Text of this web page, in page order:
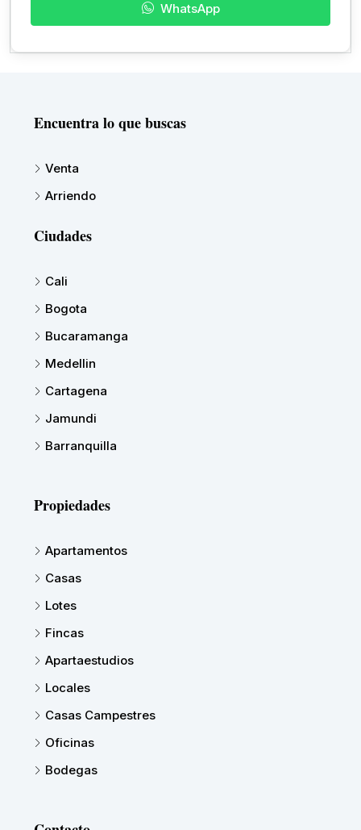
WhatsApp
Encuentra lo que buscas
Venta
Arriendo
Ciudades
Cali
Bogota
Bucaramanga
Medellin
Cartagena
Jamundi
Barranquilla
Propiedades
Apartamentos
Casas
Lotes
Fincas
Apartaestudios
Locales
Casas Campestres
Oficinas
Bodegas